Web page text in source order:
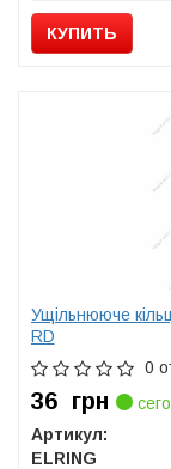
КУПИТЬ
Ущільнююче
RD
0
36 грн
Артикул:
ELRING